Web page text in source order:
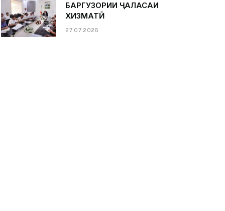
БАРГУЗОРИИ ҶАЛАСАИ
ХИЗМАТӢ
27.07.2026